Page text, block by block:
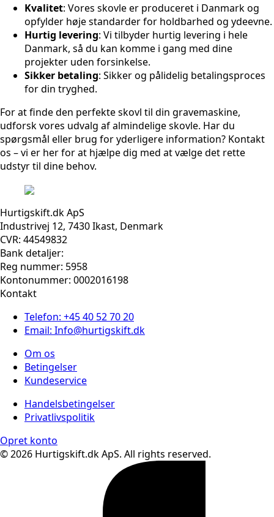
Kvalitet: Vores skovle er produceret i Danmark og
opfylder høje standarder for holdbarhed og ydeevne.
Hurtig levering: Vi tilbyder hurtig levering i hele
Danmark, så du kan komme i gang med dine
projekter uden forsinkelse.
Sikker betaling: Sikker og pålidelig betalingsproces
for din tryghed.
For at finde den perfekte skovl til din gravemaskine,
udforsk vores udvalg af almindelige skovle. Har du
spørgsmål eller brug for yderligere information? Kontakt
os – vi er her for at hjælpe dig med at vælge det rette
udstyr til dine behov.
Hurtigskift.dk ApS
Industrivej 12, 7430 Ikast, Denmark
CVR: 44549832
Bank detaljer:
Reg nummer: 5958
Kontonummer: 0002016198
Kontakt
Telefon: +45 40 52 70 20
Email: Info@hurtigskift.dk
Om os
Betingelser
Kundeservice
Handelsbetingelser
Privatlivspolitik
Opret konto
© 2026 Hurtigskift.dk ApS. All rights reserved.